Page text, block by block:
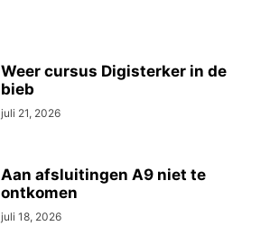
Weer cursus Digisterker in de
bieb
juli 21, 2026
Aan afsluitingen A9 niet te
ontkomen
juli 18, 2026